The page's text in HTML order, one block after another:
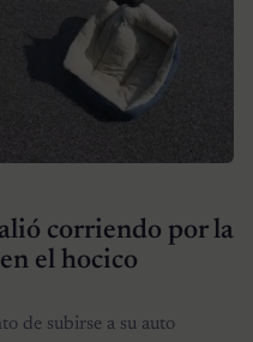
corriendo por la
el hocico
de subirse a su auto